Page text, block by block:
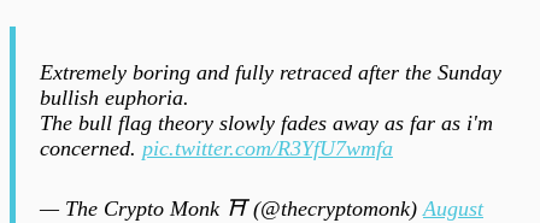
Extremely boring and fully retraced after the Sunday
bullish euphoria.
The bull flag theory slowly fades away as far as i'm
concerned. pic.twitter.com/R3YfU7wmfa
— The Crypto Monk ⛩ (@thecryptomonk)August